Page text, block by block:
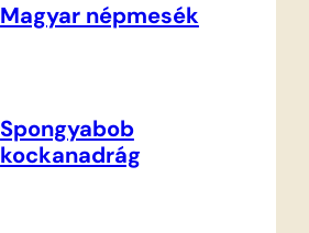
Magyar népmesék
Spongyabob
kockanadrág